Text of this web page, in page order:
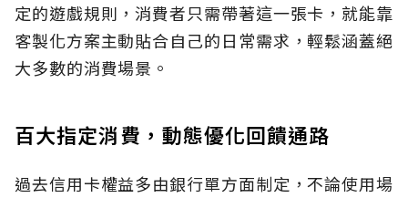
定的遊戲規則，消費者只需帶著這一張卡，就能靠
客製化方案主動貼合自己的日常需求，輕鬆涵蓋絕
大多數的消費場景。
百大指定消費，動態優化回饋通路
過去信用卡權益多由銀行單方面制定，不論使用場